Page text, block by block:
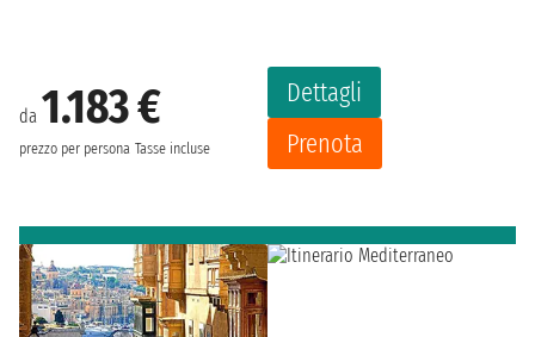
da 1.183 €
prezzo per persona Tasse incluse
Dettagli
Prenota